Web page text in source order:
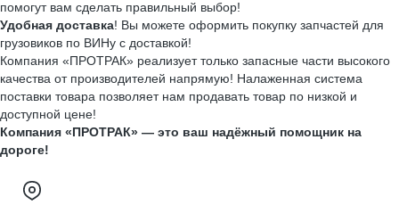
помогут вам сделать правильный выбор!
Удобная доставка! Вы можете оформить покупку запчастей для
грузовиков по ВИНу с доставкой!
Компания «ПРОТРАК» реализует только запасные части высокого
качества от производителей напрямую! Налаженная система
поставки товара позволяет нам продавать товар по низкой и
доступной цене!
Компания «ПРОТРАК» — это ваш надёжный помощник на
дороге!